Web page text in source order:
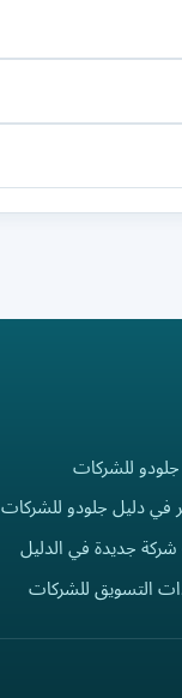
للشركات
في دليل جلودو للشركات
جديدة في الدليل
التسويق للشركات